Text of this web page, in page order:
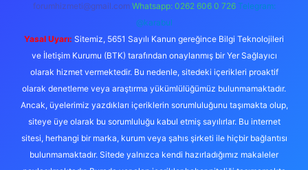
forumhizmeti@gmail.com Whatsapp: 0262 606 0 726 Telegram:
@karabul
Yasal Uyarı: Sitemiz, 5651 Sayılı Kanun gereğince Bilgi Teknolojileri
ve İletişim Kurumu (BTK) tarafından onaylanmış bir Yer Sağlayıcı
olarak hizmet vermektedir. Bu nedenle, sitedeki içerikleri proaktif
olarak denetleme veya araştırma yükümlülüğümüz bulunmamaktadır.
Ancak, üyelerimiz yazdıkları içeriklerin sorumluluğunu taşımakta olup,
siteye üye olarak bu sorumluluğu kabul etmiş sayılırlar. Bu internet
sitesi, herhangi bir marka, kurum veya şahıs şirketi ile hiçbir bağlantısı
bulunmamaktadır. Sitede yalnızca kendi hazırladığımız makaleler